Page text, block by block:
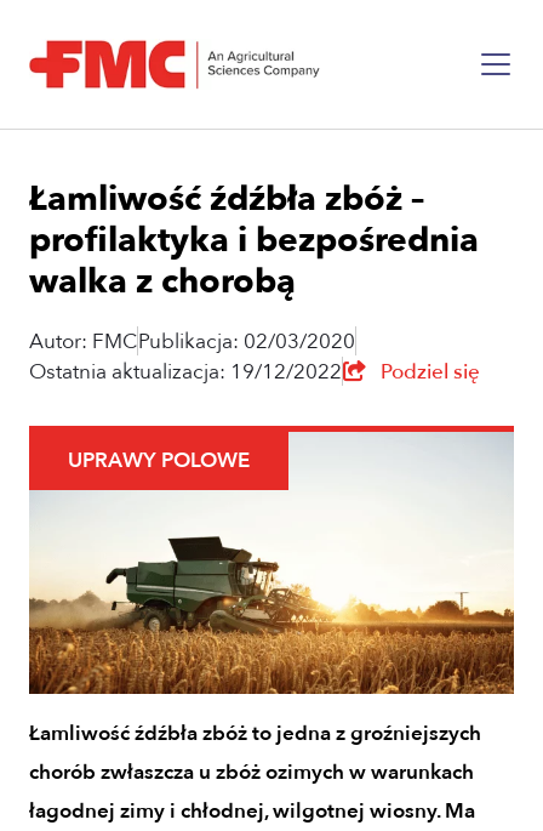
Łamliwość źdźbła zbóż –
profilaktyka i bezpośrednia
walka z chorobą
Autor: FMCPublikacja: 02/03/2020
Ostatnia aktualizacja: 19/12/2022
Podziel się
UPRAWY POLOWE
Łamliwość źdźbła zbóż to jedna z groźniejszych
chorób zwłaszcza u zbóż ozimych w warunkach
łagodnej zimy i chłodnej, wilgotnej wiosny. Ma